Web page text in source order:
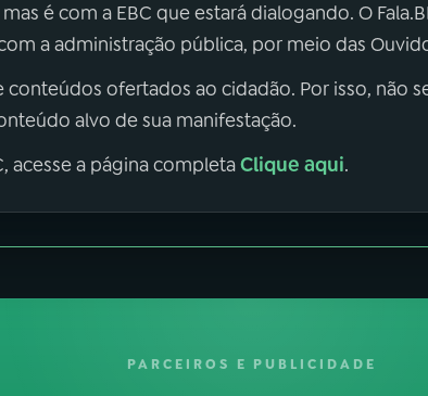
é com a EBC que estará dialogando. O
a administração pública, por meio das
conteúdos ofertados ao cidadão. Por isso, não
alvo de sua manifestação.
acesse a página completaClique aqui.
PARCEIROS E PUBLICIDADE